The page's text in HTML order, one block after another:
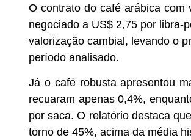
O contrato do café arábica com
negociado a US$ 2,75 por libra-
valorização cambial, levando o
período analisado.
Já o café robusta apresentou
recuaram apenas 0,4%,
por saca. O relatório destaca
torno de 45%, acima da média